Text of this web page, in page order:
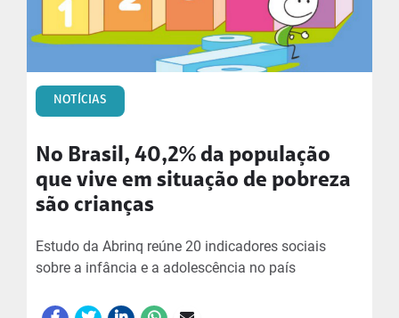
NOTÍCIAS
No Brasil, 40,2% da população
que vive em situação de pobreza
são crianças
Estudo da Abrinq reúne 20 indicadores sociais
sobre a infância e a adolescência no país